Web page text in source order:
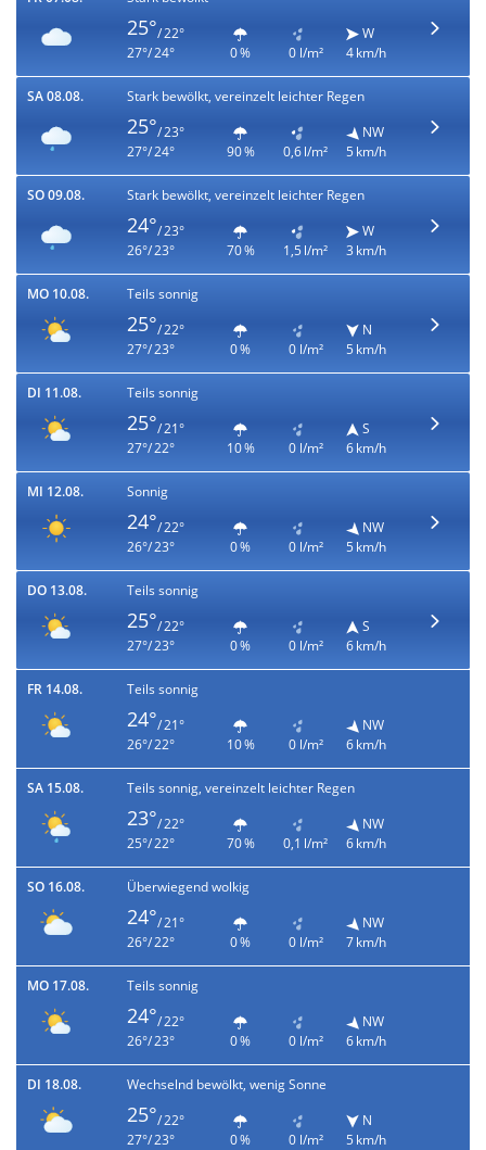
25°/ 22°
27°/ 24°
0 % 0 l/m²
W
4 km/h
SA 08.08. Stark bewölkt, vereinzelt leichter Regen
25°/ 23°
27°/ 24°
90 % 0,6 l/m²
NW
5 km/h
SO 09.08. Stark bewölkt, vereinzelt leichter Regen
24°/ 23°
26°/ 23°
70 % 1,5 l/m²
W
3 km/h
MO 10.08. Teils sonnig
25°/ 22°
27°/ 23°
0 % 0 l/m²
N
5 km/h
DI 11.08. Teils sonnig
25°/ 21°
27°/ 22°
10 % 0 l/m²
S
6 km/h
MI 12.08. Sonnig
24°/ 22°
26°/ 23°
0 % 0 l/m²
NW
5 km/h
DO 13.08. Teils sonnig
25°/ 22°
27°/ 23°
0 % 0 l/m²
S
6 km/h
FR 14.08. Teils sonnig
24°/ 21°
26°/ 22°
10 % 0 l/m²
NW
6 km/h
SA 15.08. Teils sonnig, vereinzelt leichter Regen
23°/ 22°
25°/ 22°
70 % 0,1 l/m²
NW
6 km/h
SO 16.08. Überwiegend wolkig
24°/ 21°
26°/ 22°
0 % 0 l/m²
NW
7 km/h
MO 17.08. Teils sonnig
24°/ 22°
26°/ 23°
0 % 0 l/m²
NW
6 km/h
DI 18.08. Wechselnd bewölkt, wenig Sonne
25°/ 22°
27°/ 23°
0 % 0 l/m²
N
5 km/h